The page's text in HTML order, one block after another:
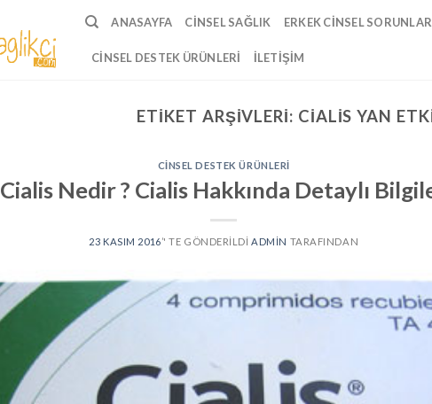
ANASAYFA CINSEL SAĞLIK ERKEK CINSEL SORUNLAR
CINSEL DESTEK ÜRÜNLERI İLETIŞIM
ETIKET ARŞIVLERI: CIALIS YAN
CINSEL DESTEK ÜRÜNLERI
Cialis Nedir ? Cialis Hakkında Detaylı
23 KASIM 2016’' TE GÖNDERILDI ADMIN TARAFINDAN